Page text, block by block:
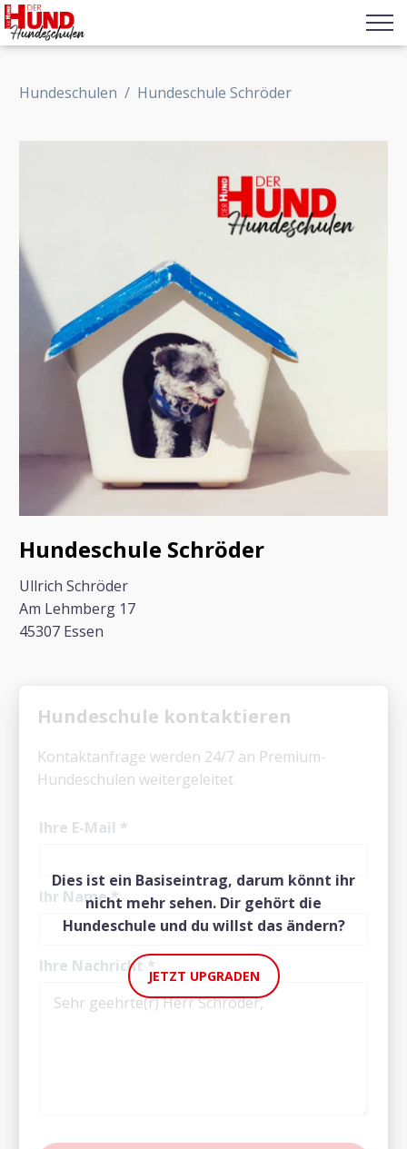
Hundeschulen / Hundeschule Schröder
Hundeschule Schröder
Ullrich Schröder
Am Lehmberg 17
45307 Essen
Dies ist ein Basiseintrag, darum könnt ihr
nicht mehr sehen. Dir gehört die
Hundeschule und du willst das ändern?
JETZT UPGRADEN
Hundeschule kontaktieren
Kontaktanfrage werden 24/7 an Premium-
Hundeschulen weitergeleitet
Ihre E-Mail *
Ihr Name*
Ihre Nachricht *